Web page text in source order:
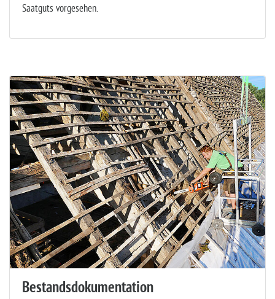
Saatguts vorgesehen.
Bestandsdokumentation